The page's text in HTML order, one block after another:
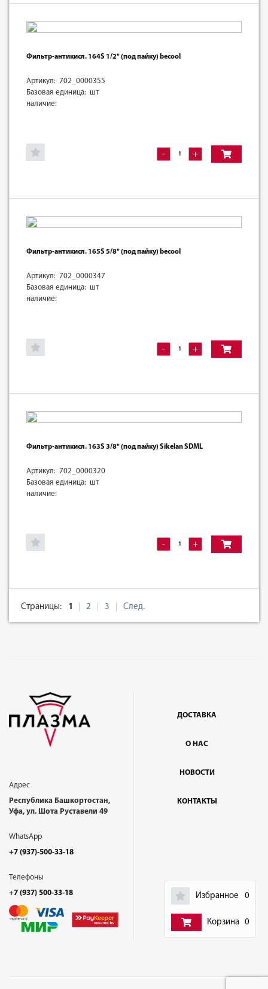
Избранное 0
Корзина 0
Фильтр-антикисл. 164S 1/2" (под пайку) becool
Артикул: 702_0000355
Базовая единица: шт
наличие:
- +
Фильтр-антикисл. 165S 5/8" (под пайку) becool
Артикул: 702_0000347
Базовая единица: шт
наличие:
- +
Фильтр-антикисл. 163S 3/8" (под пайку) Sikelan SDML
Артикул: 702_0000320
Базовая единица: шт
наличие:
- +
Страницы: 1 2 3 След.
Адрес
Республика Башкортостан,
Уфа, ул. Шота Руставели 49
WhatsApp
+7 (937)-500-33-18
Телефоны
+7 (937) 500-33-18
ДОСТАВКА
О НАС
НОВОСТИ
КОНТАКТЫ